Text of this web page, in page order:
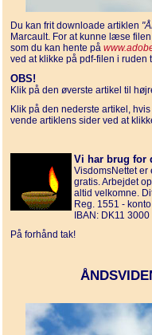
Du kan frit downloade artiklen
Marcault. For at kunne læse
som du kan hente på
ved at klikke på pdf-filen i ruden
OBS!
Klik på den øverste artikel til
Klik på den nederste artikel,
vende artiklens sider ved at
Vi har brug for
VisdomsNettet er
gratis. Arbejdet
altid velkomne.
Reg. 1551 -
IBAN: DK11
På forhånd tak!